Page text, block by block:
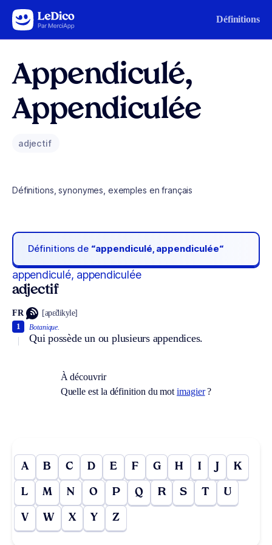
Aller au contenu Définitions
Appendiculé,
Appendiculée
adjectif
Définitions, synonymes, exemples en français
Définitions de “appendiculé, appendiculée“
appendiculé, appendiculée
adjectif
FR [apɛ̃dikyle]
Botanique.
Qui possède un ou plusieurs appendices.
1
À découvrir
Quelle est la définition du motimagier?
A B C D E F G H I J K
L M N O P Q R S T U
V W X Y Z